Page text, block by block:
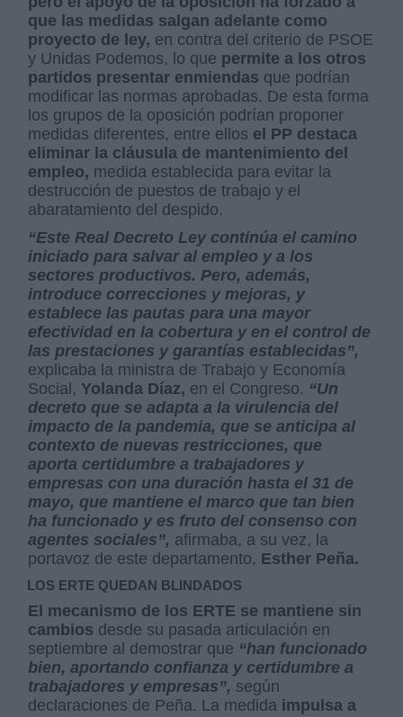
que las medidas salgan adelante como
proyecto de ley, en contra del criterio de PSOE
y Unidas Podemos, lo que permite a los otros
partidos presentar enmiendas que podrían
modificar las normas aprobadas. De esta forma
los grupos de la oposición podrían proponer
medidas diferentes, entre ellos el PP destaca
eliminar la cláusula de mantenimiento del
empleo, medida establecida para evitar la
destrucción de puestos de trabajo y el
abaratamiento del despido.
“Este Real Decreto Ley continúa el camino
iniciado para salvar al empleo y a los
sectores productivos. Pero, además,
introduce correcciones y mejoras, y
establece las pautas para una mayor
efectividad en la cobertura y en el control de
las prestaciones y garantías establecidas”,
explicaba la ministra de Trabajo y Economía
Social, Yolanda Díaz, en el Congreso. “Un
decreto que se adapta a la virulencia del
impacto de la pandemia, que se anticipa al
contexto de nuevas restricciones, que
aporta certidumbre a trabajadores y
empresas con una duración hasta el 31 de
mayo, que mantiene el marco que tan bien
ha funcionado y es fruto del consenso con
agentes sociales”, afirmaba, a su vez, la
portavoz de este departamento, Esther Peña.
LOS ERTE QUEDAN BLINDADOS
El mecanismo de los ERTE se mantiene sin
cambios desde su pasada articulación en
septiembre al demostrar que “han funcionado
bien, aportando confianza y certidumbre a
trabajadores y empresas”, según
declaraciones de Peña. La medida impulsa a